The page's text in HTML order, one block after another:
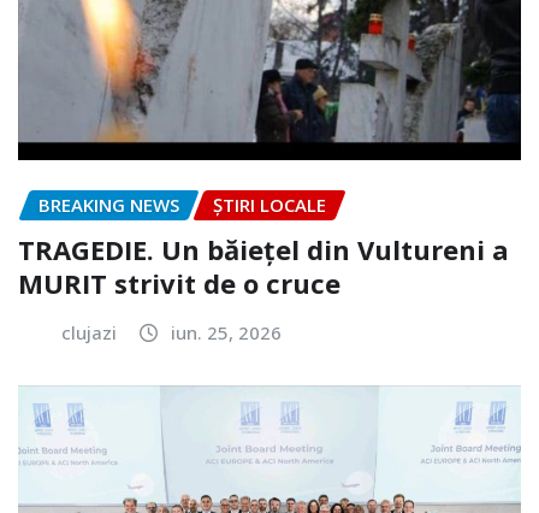
BREAKING NEWS ȘTIRI LOCALE
TRAGEDIE. Un băiețel din Vultureni a
MURIT strivit de o cruce
clujazi iun. 25, 2026